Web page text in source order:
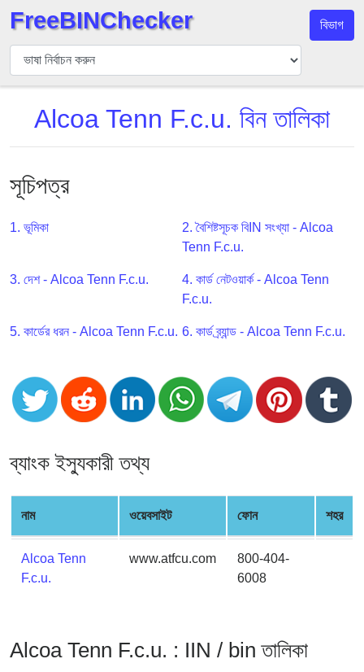
বিন
যাচাইকারী
অনুসন্ধান
বিন
বিন
BIN
BIN
v2
Generator
from
Banks
Credit
Card
Validator
Credit
Card
Generator
Card
Generator
FreeBINChecker বিভাগ
Alcoa Tenn F.c.u. বিন তালিকা
সূচিপত্র
1. ভূমিকা
2. বৈশিষ্টসূচক বিIN সংখ্যা - Alcoa
Tenn F.c.u.
3. দেশ - Alcoa Tenn F.c.u.
4. কার্ড নেটওয়ার্ক - Alcoa Tenn
F.c.u.
5. কার্ডের ধরন - Alcoa Tenn F.c.u. 6. কার্ড ব্র্যান্ড - Alcoa Tenn F.c.u.
ব্যাংক ইস্যুকারী তথ্য
নাম ওয়েবসাইট ফোন শহর
Alcoa Tenn
F.c.u.
www.atfcu.com
800-404-
6008
Alcoa Tenn F.c.u. : IIN / bin তালিকা